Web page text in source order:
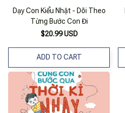
Dạy Con Kiểu Nhật - Dõi Theo
Từng Bước Con Đi
$20.99 USD
ADD TO CART